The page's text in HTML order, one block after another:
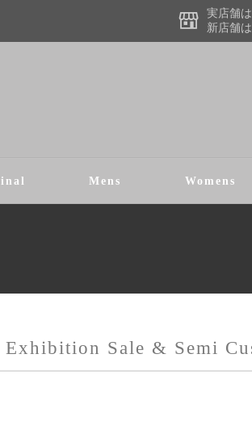
実店舗
新店舗
Mens Womens
Exhibition Sale & Semi